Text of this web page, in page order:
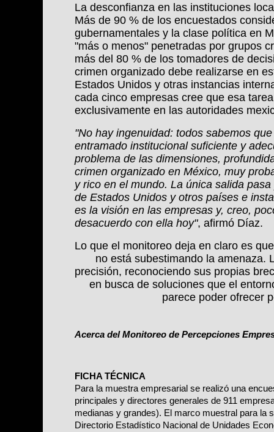
La desconfianza en las instituciones
Más de 90 % de los encuestados
gubernamentales y la clase política en
"más o menos" penetradas por grupos
más del 80 % de los tomadores de
crimen organizado debe realizarse en
Estados Unidos y otras instancias
cada cinco empresas cree que esa
exclusivamente en las autoridades
"No hay ingenuidad: todos sabemos
entramado institucional suficiente y
problema de las dimensiones,
crimen organizado en México, muy
y rico en el mundo. La única salida
de Estados Unidos y otros países e
es la visión en las empresas y, creo,
desacuerdo con ella hoy", afirmó Díaz.
Lo que el monitoreo deja en claro es
no está subestimando la amenaza.
precisión, reconociendo sus propias
en busca de soluciones que el
parece poder ofrecer
Acerca del Monitoreo de Percepciones
FICHA TÉCNICA
Para la muestra empresarial se realizó una
principales y directores generales de 911
medianas y grandes). El marco muestral para la
Directorio Estadístico Nacional de Unidades